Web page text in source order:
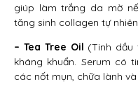
giúp làm trắng da mờ
tăng sinh collagen tự
– Tea Tree Oil (Tinh dầu
kháng khuẩn. Serum có
các nốt mụn, chữa lành